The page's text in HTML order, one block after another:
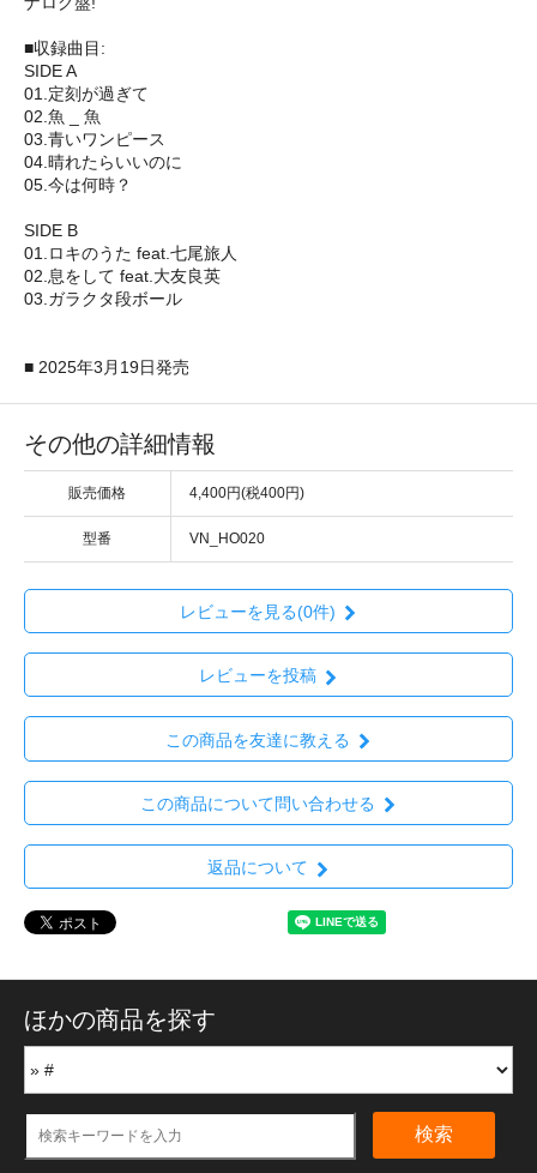
■収録曲目:
SIDE A
01.定刻が過ぎて
02.魚 _ 魚
03.青いワンピース
04.晴れたらいいのに
05.今は何時？
SIDE B
01.ロキのうた feat.七尾旅人
02.息をして feat.大友良英
03.ガラクタ段ボール
■ 2025年3月19日発売
その他の詳細情報
販売価格 4,400円(税400円)
型番 VN_HO020
レビューを見る(0件)
レビューを投稿
この商品を友達に教える
この商品について問い合わせる
返品について
ほかの商品を探す
検索